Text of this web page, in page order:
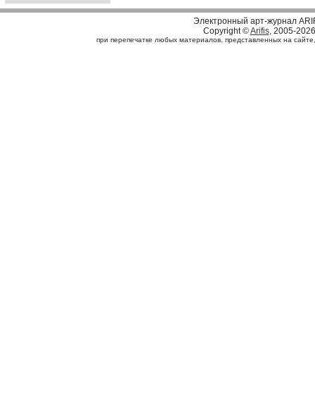
Электронный арт-журнал
Copyright ©Arifis, 2005-2026
при перепечатке любых материалов, представленных на